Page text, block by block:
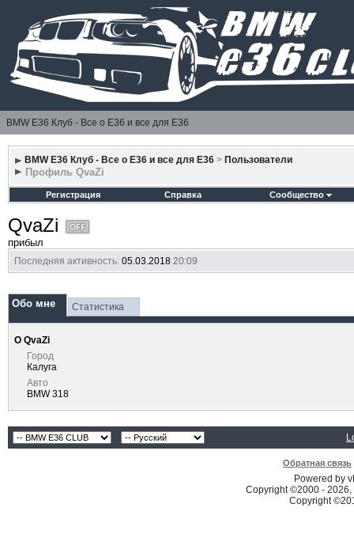
BMW E36 Клуб - Все о Е36 и все для Е36
BMW E36 Клуб - Все о Е36 и все для Е36 > Пользователи
Профиль QvaZi
Регистрация Справка Сообщество
QvaZi
прибыл
Последняя активность:05.03.2018 20:09
Обо мне Статистика
О QvaZi
Город
Калуга
Авто
BMW 318
Обратная связь
Powered by
Copyright ©2000 -
Copyright